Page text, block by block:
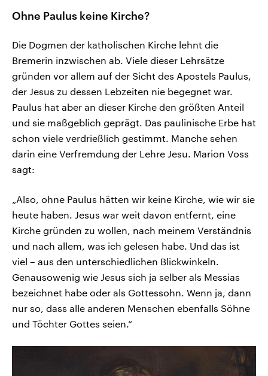
Ohne Paulus keine Kirche?
Die Dogmen der katholischen Kirche lehnt die
Bremerin inzwischen ab. Viele dieser Lehrsätze
gründen vor allem auf der Sicht des Apostels Paulus,
der Jesus zu dessen Lebzeiten nie begegnet war.
Paulus hat aber an dieser Kirche den größten Anteil
und sie maßgeblich geprägt. Das paulinische Erbe hat
schon viele verdrießlich gestimmt. Manche sehen
darin eine Verfremdung der Lehre Jesu. Marion Voss
sagt:
„Also, ohne Paulus hätten wir keine Kirche, wie wir sie
heute haben. Jesus war weit davon entfernt, eine
Kirche gründen zu wollen, nach meinem Verständnis
und nach allem, was ich gelesen habe. Und das ist
viel – aus den unterschiedlichen Blickwinkeln.
Genausowenig wie Jesus sich ja selber als Messias
bezeichnet habe oder als Gottessohn. Wenn ja, dann
nur so, dass alle anderen Menschen ebenfalls Söhne
und Töchter Gottes seien.“